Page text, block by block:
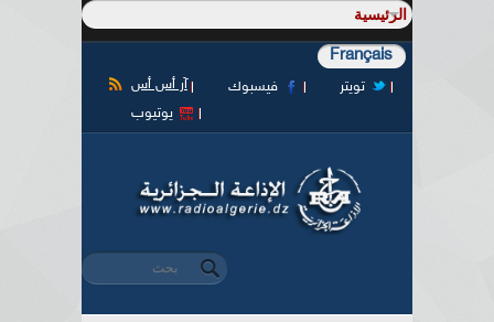
Français
آر أس أس فيسبوك
تويتر
يوتيوب
استمارة البحث
‏بحث ‏